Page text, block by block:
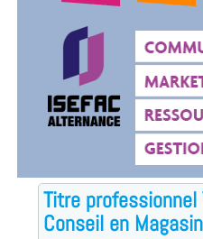
Titre professionnel
Conseil en Magasin